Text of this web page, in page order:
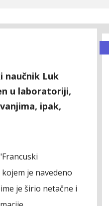
naučnik Luk
u laboratoriji,
ipak,
je navedeno
je širio netačne i